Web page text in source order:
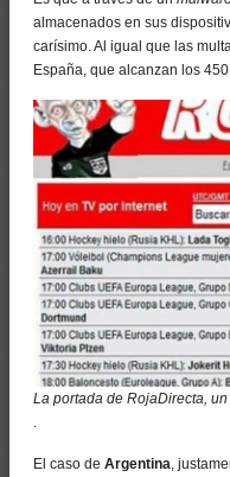
almacenados en sus
carísimo. Al igual que las
España, que alcanzan los
La portada de RojaDirecta,
.
El caso de Argentina,